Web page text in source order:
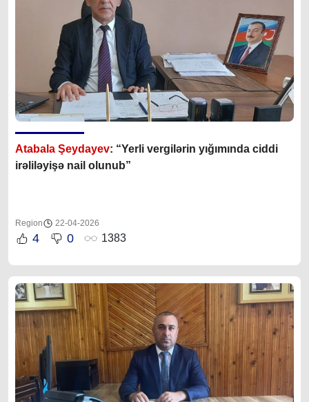
Atabala Şeydayev: “Yerli vergilərin yığımında ciddi
irəliləyişə nail olunub”
Region 22-04-2026
4 0 1383